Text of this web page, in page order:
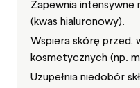
Zapewnia
(kwas hialuronowy).
Wspiera skórę przed,
kosmetycznych (np.
Uzupełnia niedobór